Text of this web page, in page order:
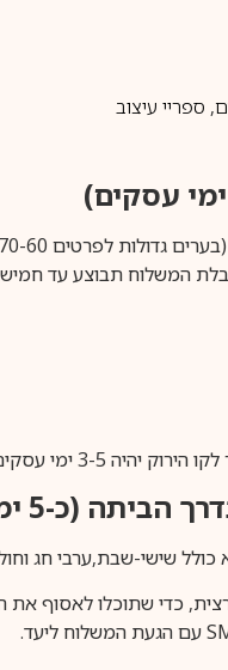
, ספריי עיצוב
לפרטים 1-700-50-70-60).
3-5 ימי עסקים.
הביתה (כ-5 ימי עסקים)
כדי שתוכלו לאסוף
עם הגעת המשלוח ליעד.